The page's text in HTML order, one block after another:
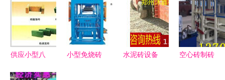
案，高效环
保引领未来
烧砖机的卓
越解决方案
行业应用与
厂家选择
绿色建材生
产的供应新
选择
供应小型八
小型免烧砖
水泥砖设备
空心砖制砖